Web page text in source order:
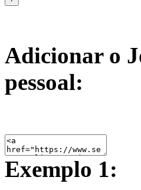
Adicionar o
pessoal:
Exemplo 1: